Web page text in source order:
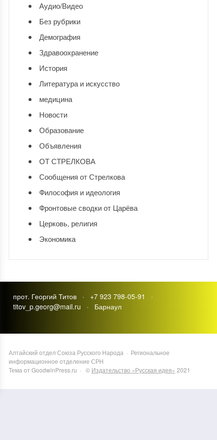
Аудио/Видео
Без рубрики
Демография
Здравоохранение
История
Литература и искусство
медицина
Новости
Образование
Объявления
ОТ СТРЕЛКОВА
Сообщения от Стрелкова
Философия и идеология
Фронтовые сводки от Царёва
Церковь, религия
Экономика
прот. Георгий Титов · +7 923 798-05-91 ·
titov_p.georg@mail.ru · Барнаул
Алтайский отдел Союза Русского Народа · Региональное
информационное отделение СРН
Тема от GoodwinPress.ru · © Издательство «Русская идея» 2021